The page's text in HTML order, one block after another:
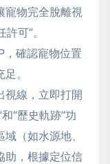
寵物完全脫離視
可”。
，確認寵物位置
。
視線，立即打開
“歷史軌跡”功
（如水源地、
助，根據定位信